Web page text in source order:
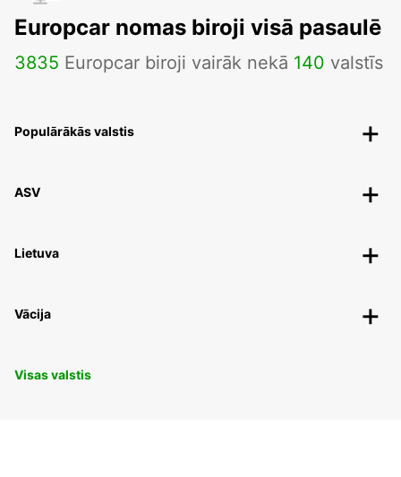
Europcar nomas biroji visā pasaulē
3835 Europcar biroji vairāk nekā 140 valstīs
Populārākās valstis
ASV
Lietuva
Vācija
Visas valstis